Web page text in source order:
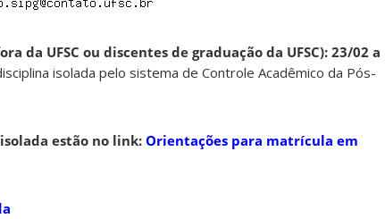
da UFSC ou discentes de graduação da UFSC): 23/02 a
isolada pelo sistema de Controle Acadêmico da Pós-
estão no link:Orientações para matrícula em